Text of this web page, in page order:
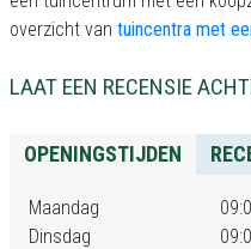
overzicht van tuincentra met
LAAT EEN RECENSIE
OPENINGSTIJDEN
Maandag
Dinsdag